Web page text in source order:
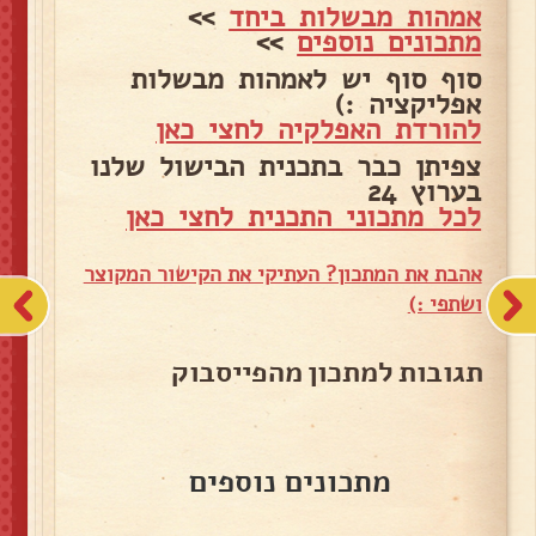
אמהות מבשלות ביחד >>
מתכונים נוספים>>
סוף סוף יש לאמהות מבשלות
אפליקציה :)
להורדת האפלקיה לחצי כאן
צפיתן כבר בתכנית הבישול שלנו
בערוץ 24
לכל מתכוני התכנית לחצי כאן
אהבת את המתכון? העתיקי את הקישור המקוצר
ושתפי :)
תגובות למתכון מהפייסבוק
מתכונים נוספים